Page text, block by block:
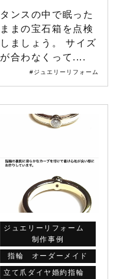
タンスの中で眠った
ままの宝石箱を点検
しましょう。 サイズ
が合わなくって....
#ジュエリーリフォーム
ジュエリーリフォーム
制作事例
指輪 オーダーメイド
立て爪ダイヤ婚約指輪